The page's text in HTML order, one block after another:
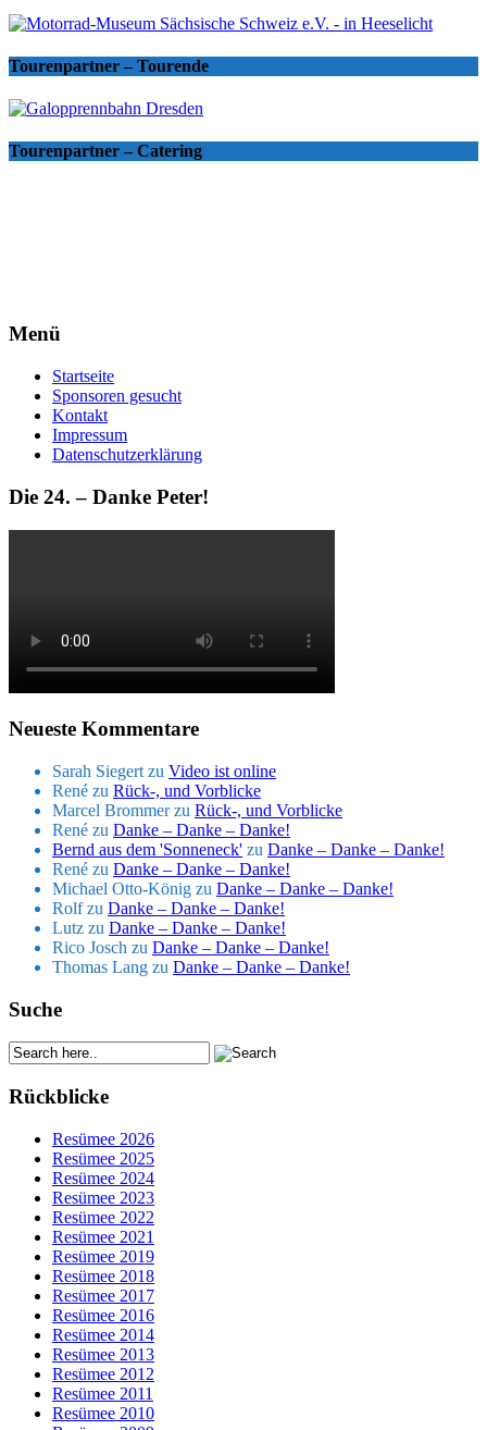
Tourenpartner – Tourende
Tourenpartner – Catering
Menü
Startseite
Sponsoren gesucht
Kontakt
Impressum
Datenschutzerklärung
Die 24. – Danke Peter!
Neueste Kommentare
Sarah Siegert zu Video ist online
René zu Rück-, und Vorblicke
Marcel Brommerzu Rück-, und Vorblicke
René zu Danke – Danke – Danke!
Bernd aus dem 'Sonneneck' zu Danke – Danke – Danke!
René zu Danke – Danke – Danke!
Michael Otto-König zu Danke – Danke – Danke!
Rolfzu Danke – Danke – Danke!
Lutz zu Danke – Danke – Danke!
Rico Josch zu Danke – Danke – Danke!
Thomas Lang zu Danke – Danke – Danke!
Suche
Rückblicke
Resümee 2026
Resümee 2025
Resümee 2024
Resümee 2023
Resümee 2022
Resümee 2021
Resümee 2019
Resümee 2018
Resümee 2017
Resümee 2016
Resümee 2014
Resümee 2013
Resümee 2012
Resümee 2011
Resümee 2010